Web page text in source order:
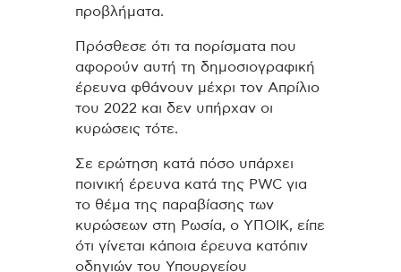
προβλήματα.
Πρόσθεσε ότι τα πορίσματα που
αφορούν αυτή τη δημοσιογραφική
έρευνα φθάνουν μέχρι τον Απρίλιο
του 2022 και δεν υπήρχαν οι
κυρώσεις τότε.
Σε ερώτηση κατά πόσο υπάρχει
ποινική έρευνα κατά της PWC για
το θέμα της παραβίασης των
κυρώσεων στη Ρωσία, ο ΥΠΟΙΚ, είπε
ότι γίνεται κάποια έρευνα κατόπιν
οδηγιών του Υπουργείου